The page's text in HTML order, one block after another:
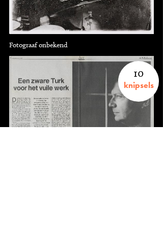
Fotograaf onbekend
10
knipsels